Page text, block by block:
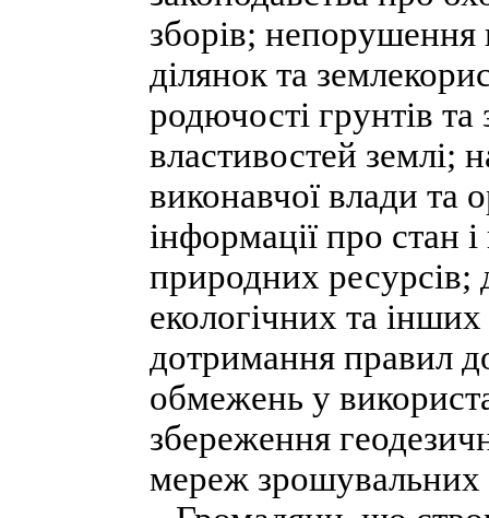
зборів; непорушення
ділянок та
родючості грунтів
властивостей землі;
виконавчої влади та
інформації про стан
природних ресурсів;
екологічних та
дотримання правил
обмежень у
збереження
мереж зрошувальних